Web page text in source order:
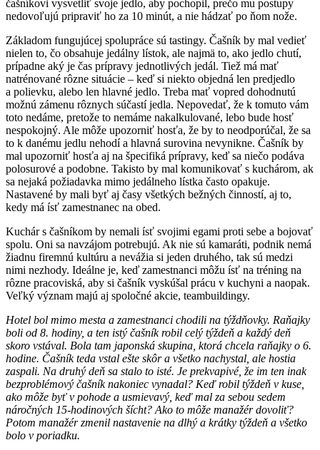
čašníkovi vysvetliť svoje jedlo, aby pochopil, prečo mu postupy
nedovoľujú pripraviť ho za 10 minút, a nie hádzať po ňom nože.
Základom fungujúcej spolupráce sú tastingy. Čašník by mal vedieť
nielen to, čo obsahuje jedálny lístok, ale najmä to, ako jedlo chutí,
prípadne aký je čas prípravy jednotlivých jedál. Tiež má mať
natrénované rôzne situácie – keď si niekto objedná len predjedlo
a polievku, alebo len hlavné jedlo. Treba mať vopred dohodnutú
možnú zámenu rôznych súčastí jedla. Nepovedať, že k tomuto vám
toto nedáme, pretože to nemáme nakalkulované, lebo bude hosť
nespokojný. Ale môže upozorniť hosťa, že by to neodporúčal, že sa
to k danému jedlu nehodí a hlavná surovina nevynikne. Čašník by
mal upozorniť hosťa aj na špecifiká prípravy, keď sa niečo podáva
polosurové a podobne. Takisto by mal komunikovať s kuchárom, ak
sa nejaká požiadavka mimo jedálneho lístka často opakuje.
Nastavené by mali byť aj časy všetkých bežných činností, aj to,
kedy má ísť zamestnanec na obed.
Kuchár s čašníkom by nemali ísť svojimi egami proti sebe a bojovať
spolu. Oni sa navzájom potrebujú. Ak nie sú kamaráti, podnik nemá
žiadnu firemnú kultúru a nevážia si jeden druhého, tak sú medzi
nimi nezhody. Ideálne je, keď zamestnanci môžu ísť na tréning na
rôzne pracoviská, aby si čašník vyskúšal prácu v kuchyni a naopak.
Veľký význam majú aj spoločné akcie, teambuildingy.
Hotel bol mimo mesta a zamestnanci chodili na týždňovky. Raňajky
boli od 8. hodiny, a ten istý čašník robil celý týždeň a každý deň
skoro vstával. Bola tam japonská skupina, ktorá chcela raňajky o 6.
hodine. Čašník teda vstal ešte skôr a všetko nachystal, ale hostia
zaspali. Na druhý deň sa stalo to isté. Je prekvapivé, že im ten inak
bezproblémový čašník nakoniec vynadal? Keď robil týždeň v kuse,
ako môže byť v pohode a usmievavý, keď mal za sebou sedem
náročných 15-hodinových šícht? Ako to môže manažér dovoliť?
Potom manažér zmenil nastavenie na dlhý a krátky týždeň a všetko
bolo v poriadku.